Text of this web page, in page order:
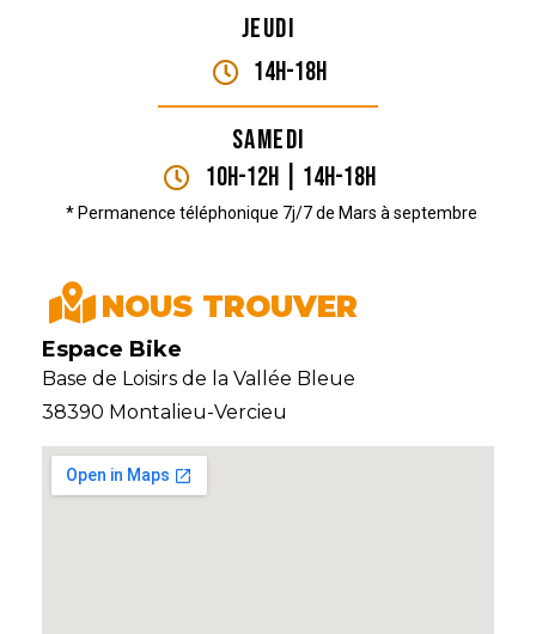
Jeudi
14H-18h
Samedi
10H-12H | 14H-18h
* Permanence téléphonique 7j/7 de Mars à septembre
NOUS TROUVER
Espace Bike
Base de Loisirs de la Vallée Bleue
38390 Montalieu-Vercieu